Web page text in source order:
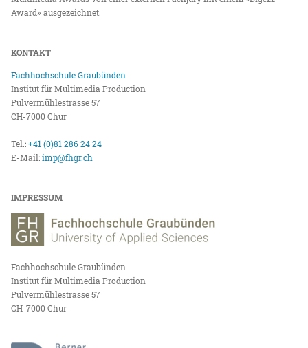
Award» ausgezeichnet.
KONTAKT
Fachhochschule Graubünden
Institut für Multimedia Production
Pulvermühlestrasse 57
CH-7000 Chur
Tel.:+41 (0)81 286 24 24
E-Mail:imp@fhgr.ch
IMPRESSUM
Fachhochschule Graubünden
Institut für Multimedia Production
Pulvermühlestrasse 57
CH-7000 Chur